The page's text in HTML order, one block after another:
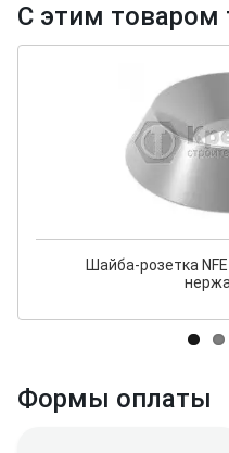
С этим товаром
Шайба-розетка
Формы оплаты